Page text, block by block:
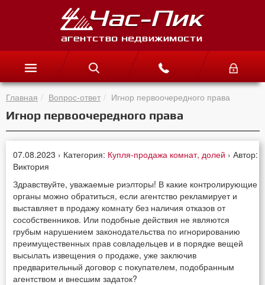
Главная Вопрос-ответ Игнор первоочередного права
Игнор первоочередного права
07.08.2023 › Категория: Купля-продажа комнат, долей › Автор:
Виктория
Здравствуйте, уважаемые риэлторы! В какие контролирующие
органы можно обратиться, если агентство рекламирует и
выставляет в продажу комнату без наличия отказов от
сособственников. Или подобные действия не являются
грубым нарушением законодательства по игнорированию
преимущественных прав совладельцев и в порядке вещей
высылать извещения о продаже, уже заключив
предварительный договор с покупателем, подобранным
агентством и внесшим задаток?